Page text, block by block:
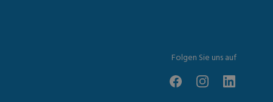
Folgen Sie uns auf